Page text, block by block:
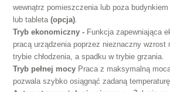
wewnątrz pomieszczenia lub poza
lub tableta (opcja)
Tryb ekonomiczny - Funkcja zapewniająca
pracą urządzenia poprzez nieznaczny wzrost
trybie chłodzenia, a spadku w trybie grzania.
Tryb pełnej mocy Praca z maksymalną
pozwala szybko osiągnąć zadaną